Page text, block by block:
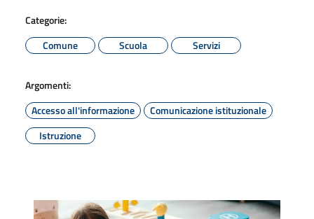
Categorie:
Comune
Scuola Servizi
Argomenti:
Accesso all'informazione
Comunicazione istituzionale
Istruzione